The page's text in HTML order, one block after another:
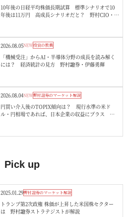
10年後の日経平均株価長期試算 標準シナリオで10
年後は11万円 高成長シナリオだと？ 野村CIO・宮
2026.08.05NEW投資の教養
「機械受注」からAI・半導体分野の成長を読み解く
には？ 経済統計の見方 野村證券・伊藤勇輝
2026.08.04NEW野村證券のマーケット解説
円買い介入後のTOPIX傾向は？ 現行水準の米ド
ル・円相場であれば、日本企業の収益にプラス 野
Pick up
2025.01.29野村證券のマーケット解説
トランプ第2次政権 株価が上昇した米国株セクター
は 野村證券ストラテジストが解説